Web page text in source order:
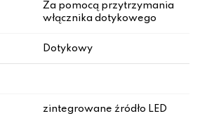
Za pomocą przytrzymania
włącznika dotykowego
Dotykowy
zintegrowane źródło LED